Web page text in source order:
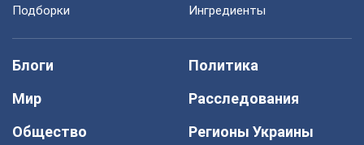
Подборки
Ингредиенты
Блоги
Политика
Мир
Расследования
Общество
Регионы Украины